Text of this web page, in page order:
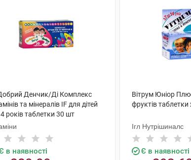
Денчик/Ді Комплекс
та мінералів IF для дітей
4 років таблетки 30 шт
в наявності
Вітрум Юніор
фруктів
Ігл Нутрішиналс
Є в наявності